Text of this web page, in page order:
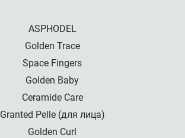
ASPHODEL
Golden Trace
Space Fingers
Golden Baby
Ceramide Care
Granted Pelle (для лица)
Golden Curl